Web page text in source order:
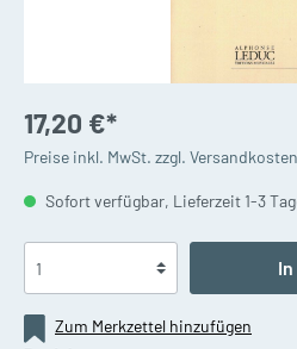
17,20 €*
Preise inkl. MwSt. zzgl. Versandkosten
Sofort verfügbar, Lieferzeit 1-3
Zum Merkzettel hinzufügen